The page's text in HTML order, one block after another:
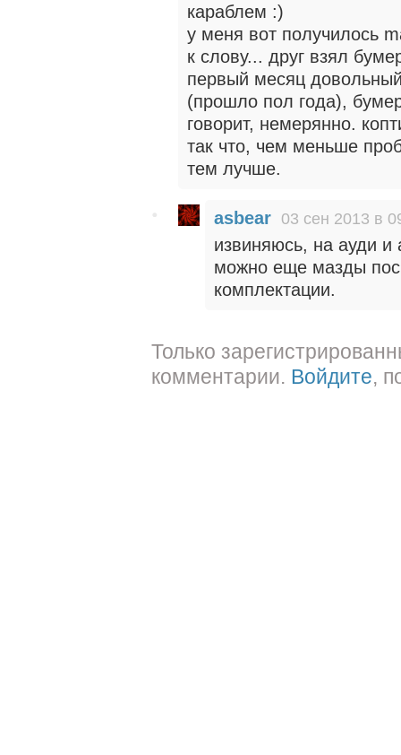
караблем :)
у меня вот получилось
к слову... друг взял
первый месяц
(прошло пол года),
говорит, немерянно.
так что, чем меньше
тем лучше.
asbear 03 сен 2013 в
извиняюсь, на ауди и
можно еще мазды
комплектации.
Только
комментарии. Войдите,